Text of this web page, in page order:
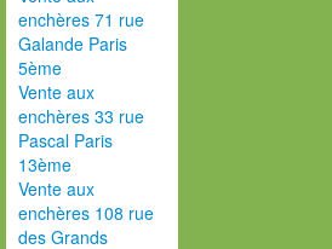
enchères 71 rue
Galande Paris
5ème
Vente aux
enchères 33 rue
Pascal Paris
13ème
Vente aux
enchères 108 rue
des Grands